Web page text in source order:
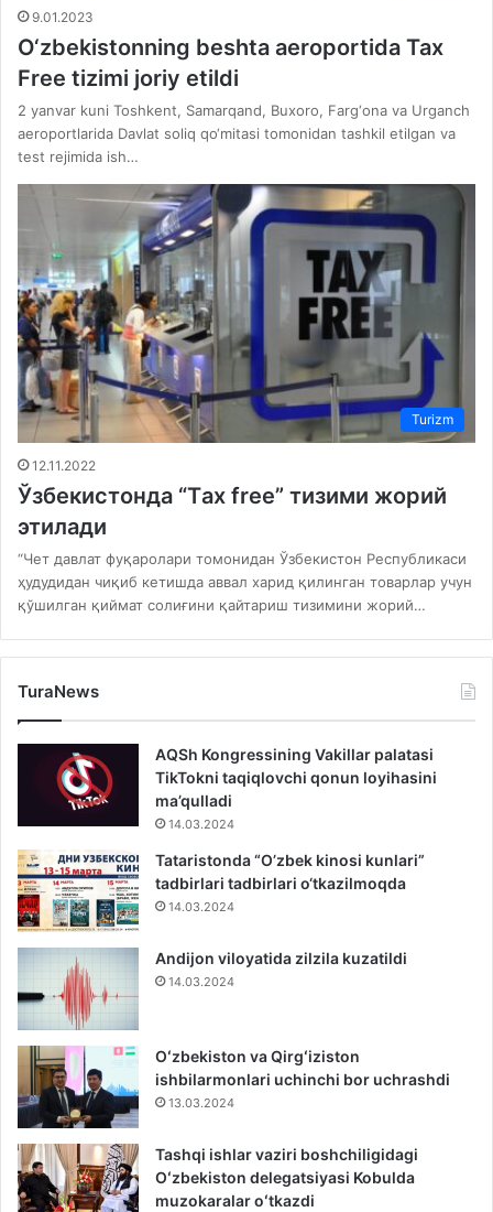
9.01.2023
O‘zbekistonning beshta aeroportida Tax
Free tizimi joriy etildi
2 yanvar kuni Toshkent, Samarqand, Buxoro, Farg‘ona va Urganch
aeroportlarida Davlat soliq qo‘mitasi tomonidan tashkil etilgan va
test rejimida ish…
Turizm
12.11.2022
Ўзбекистонда “Тax free” тизими жорий
этилади
“Чет давлат фуқаролари томонидан Ўзбекистон Республикаси
ҳудудидан чиқиб кетишда аввал харид қилинган товарлар учун
қўшилган қиймат солиғини қайтариш тизимини жорий…
TuraNews
AQSh Kongressining Vakillar palatasi
TikTokni taqiqlovchi qonun loyihasini
ma’qulladi
14.03.2024
Tataristonda “O’zbek kinosi kunlari”
tadbirlari tadbirlari o‘tkazilmoqda
14.03.2024
Andijon viloyatida zilzila kuzatildi
14.03.2024
Oʻzbekiston va Qirgʻiziston
ishbilarmonlari uchinchi bor uchrashdi
13.03.2024
Tashqi ishlar vaziri boshchiligidagi
Oʻzbekiston delegatsiyasi Kobulda
muzokaralar oʻtkazdi